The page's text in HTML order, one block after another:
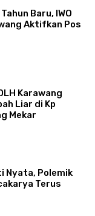
Baru, IWO
Aktifkan Pos
Karawang
Liar di Kp
Mekar
Nyata, Polemik
Terus